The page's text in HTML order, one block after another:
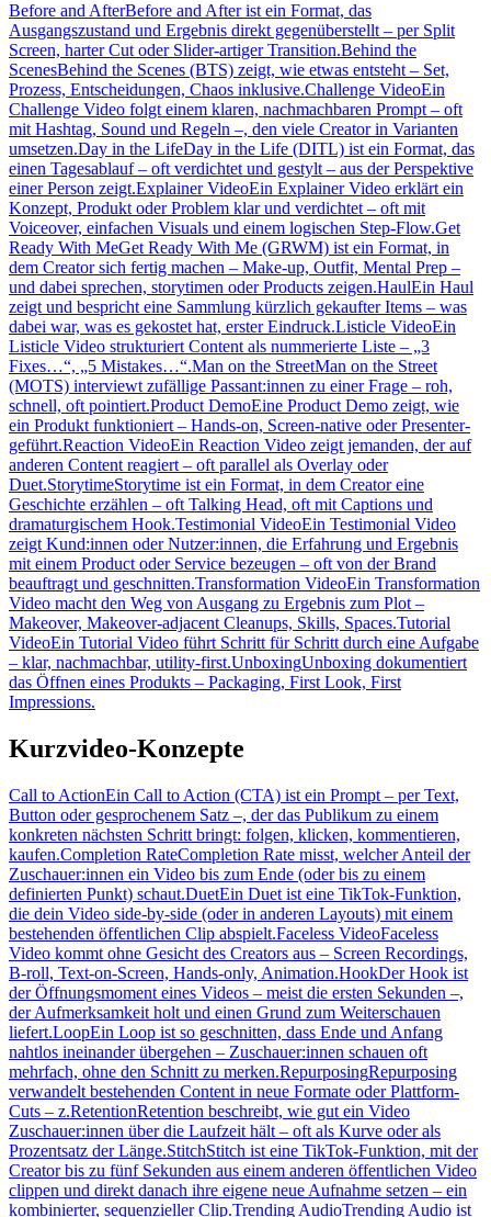
Before and AfterBefore and After ist ein Format, das
Ausgangszustand und Ergebnis direkt gegenüberstellt – per Split
Screen, harter Cut oder Slider-artiger Transition.Behind the
ScenesBehind the Scenes (BTS) zeigt, wie etwas entsteht – Set,
Prozess, Entscheidungen, Chaos inklusive.Challenge VideoEin
Challenge Video folgt einem klaren, nachmachbaren Prompt – oft
mit Hashtag, Sound und Regeln –, den viele Creator in Varianten
umsetzen.Day in the LifeDay in the Life (DITL) ist ein Format, das
einen Tagesablauf – oft verdichtet und gestylt – aus der Perspektive
einer Person zeigt.Explainer VideoEin Explainer Video erklärt ein
Konzept, Produkt oder Problem klar und verdichtet – oft mit
Voiceover, einfachen Visuals und einem logischen Step-Flow.Get
Ready With MeGet Ready With Me (GRWM) ist ein Format, in
dem Creator sich fertig machen – Make-up, Outfit, Mental Prep –
und dabei sprechen, storytimen oder Products zeigen.HaulEin Haul
zeigt und bespricht eine Sammlung kürzlich gekaufter Items – was
dabei war, was es gekostet hat, erster Eindruck.Listicle VideoEin
Listicle Video strukturiert Content als nummerierte Liste – „3
Fixes…“, „5 Mistakes…“.Man on the StreetMan on the Street
(MOTS) interviewt zufällige Passant:innen zu einer Frage – roh,
schnell, oft pointiert.Product DemoEine Product Demo zeigt, wie
ein Produkt funktioniert – Hands-on, Screen-native oder Presenter-
geführt.Reaction VideoEin Reaction Video zeigt jemanden, der auf
anderen Content reagiert – oft parallel als Overlay oder
Duet.StorytimeStorytime ist ein Format, in dem Creator eine
Geschichte erzählen – oft Talking Head, oft mit Captions und
dramaturgischem Hook.Testimonial VideoEin Testimonial Video
zeigt Kund:innen oder Nutzer:innen, die Erfahrung und Ergebnis
mit einem Product oder Service bezeugen – oft von der Brand
beauftragt und geschnitten.Transformation VideoEin Transformation
Video macht den Weg von Ausgang zu Ergebnis zum Plot –
Makeover, Makeover-adjacent Cleanups, Skills, Spaces.Tutorial
VideoEin Tutorial Video führt Schritt für Schritt durch eine Aufgabe
– klar, nachmachbar, utility-first.UnboxingUnboxing dokumentiert
das Öffnen eines Produkts – Packaging, First Look, First
Impressions.
Kurzvideo-Konzepte
Call to ActionEin Call to Action (CTA) ist ein Prompt – per Text,
Button oder gesprochenem Satz –, der das Publikum zu einem
konkreten nächsten Schritt bringt: folgen, klicken, kommentieren,
kaufen.Completion RateCompletion Rate misst, welcher Anteil der
Zuschauer:innen ein Video bis zum Ende (oder bis zu einem
definierten Punkt) schaut.DuetEin Duet ist eine TikTok-Funktion,
die dein Video side-by-side (oder in anderen Layouts) mit einem
bestehenden öffentlichen Clip abspielt.Faceless VideoFaceless
Video kommt ohne Gesicht des Creators aus – Screen Recordings,
B-roll, Text-on-Screen, Hands-only, Animation.HookDer Hook ist
der Öffnungsmoment eines Videos – meist die ersten Sekunden –,
der Aufmerksamkeit holt und einen Grund zum Weiterschauen
liefert.LoopEin Loop ist so geschnitten, dass Ende und Anfang
nahtlos ineinander übergehen – Zuschauer:innen schauen oft
mehrfach, ohne den Schnitt zu merken.RepurposingRepurposing
verwandelt bestehenden Content in neue Formate oder Plattform-
Cuts – z.RetentionRetention beschreibt, wie gut ein Video
Zuschauer:innen über die Laufzeit hält – oft als Kurve oder als
Prozentsatz der Länge.StitchStitch ist eine TikTok-Funktion, mit der
Creator bis zu fünf Sekunden aus einem anderen öffentlichen Video
clippen und direkt danach ihre eigene neue Aufnahme setzen – ein
kombinierter, sequenzieller Clip.Trending AudioTrending Audio ist